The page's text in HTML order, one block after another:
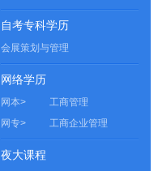
自考专科学历
会展策划与管理
网络学历
网本>
工商管理
网专>
工商企业管理
夜大课程